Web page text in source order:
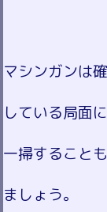
マシンガンは
している局面
一掃すること
ましょう。